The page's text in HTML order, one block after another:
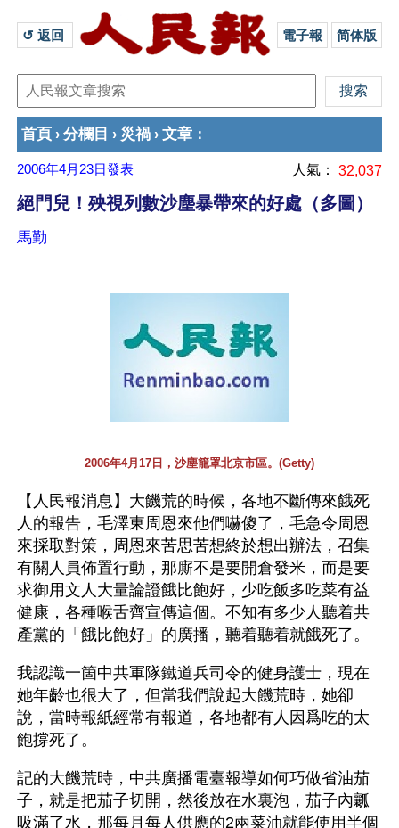
↺ 返回 電子報 简体版
首頁 › 分欄目 › 災禍 › 文章 ：
2006年4月23日發表 人氣： 32,037
絕門兒！殃視列數沙塵暴帶來的好處（多圖）
馬勤
2006年4月17日，沙塵籠罩北京市區。(Getty)
【人民報消息】大饑荒的時候，各地不斷傳來餓死
人的報告，毛澤東周恩來他們嚇傻了，毛急令周恩
來採取對策，周恩來苦思苦想終於想出辦法，召集
有關人員佈置行動，那廝不是要開倉發米，而是要
求御用文人大量論證餓比飽好，少吃飯多吃菜有益
健康，各種喉舌齊宣傳這個。不知有多少人聽着共
產黨的「餓比飽好」的廣播，聽着聽着就餓死了。
我認識一箇中共軍隊鐵道兵司令的健身護士，現在
她年齡也很大了，但當我們說起大饑荒時，她卻
說，當時報紙經常有報道，各地都有人因爲吃的太
飽撐死了。
記的大饑荒時，中共廣播電臺報導如何巧做省油茄
子，就是把茄子切開，然後放在水裏泡，茄子內瓤
吸滿了水，那每月每人供應的2兩菜油就能使用半個